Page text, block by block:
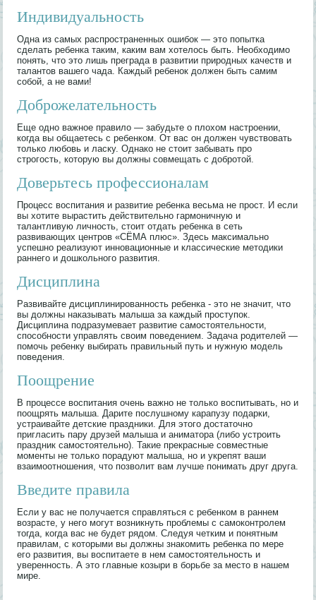
Индивидуальность
Одна из самых распространенных ошибок — это попытка
сделать ребенка таким, каким вам хотелось быть. Необходимо
понять, что это лишь преграда в развитии природных качеств и
талантов вашего чада. Каждый ребенок должен быть самим
собой, а не вами!
Доброжелательность
Еще одно важное правило — забудьте о плохом настроении,
когда вы общаетесь с ребенком. От вас он должен чувствовать
только любовь и ласку. Однако не стоит забывать про
строгость, которую вы должны совмещать с добротой.
Доверьтесь профессионалам
Процесс воспитания и развитие ребенка весьма не прост. И если
вы хотите вырастить действительно гармоничную и
талантливую личность, стоит отдать ребенка в сеть
развивающих центров «СЁМА плюс». Здесь максимально
успешно реализуют инновационные и классические методики
раннего и дошкольного развития.
Дисциплина
Развивайте дисциплинированность ребенка - это не значит, что
вы должны наказывать малыша за каждый проступок.
Дисциплина подразумевает развитие самостоятельности,
способности управлять своим поведением. Задача родителей —
помочь ребенку выбирать правильный путь и нужную модель
поведения.
Поощрение
В процессе воспитания очень важно не только воспитывать, но и
поощрять малыша. Дарите послушному карапузу подарки,
устраивайте детские праздники. Для этого достаточно
пригласить пару друзей малыша и аниматора (либо устроить
праздник самостоятельно). Такие прекрасные совместные
моменты не только порадуют малыша, но и укрепят ваши
взаимоотношения, что позволит вам лучше понимать друг друга.
Введите правила
Если у вас не получается справляться с ребенком в раннем
возрасте, у него могут возникнуть проблемы с самоконтролем
тогда, когда вас не будет рядом. Следуя четким и понятным
правилам, с которыми вы должны знакомить ребенка по мере
его развития, вы воспитаете в нем самостоятельность и
уверенность. А это главные козыри в борьбе за место в нашем
мире.